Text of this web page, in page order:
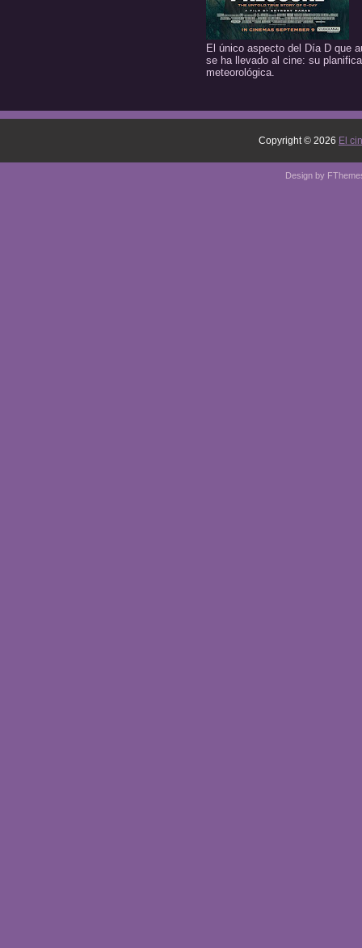
El único aspecto del Día D que
se ha llevado al cine: su
meteorológica.
Copyright © 2026 El
Design by